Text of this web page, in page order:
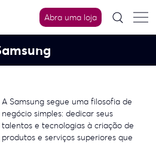
Abra uma loja
A Samsung segue uma filosofia de
negócio simples: dedicar seus
talentos e tecnologias à criação de
produtos e serviços superiores que